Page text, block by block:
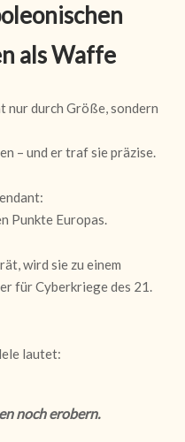
als Waffe
nur durch Größe, sondern
– und er traf sie präzise.
Punkte Europas.
wird sie zu einem
für Cyberkriege des 21.
lautet:
noch erobern.